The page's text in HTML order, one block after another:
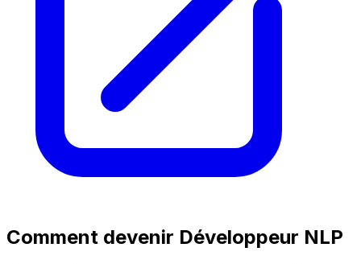
Comment devenir Développeur NLP